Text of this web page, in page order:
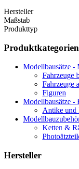
Hersteller
Maßstab
Produkttyp
Produktkategorien
Modellbausätze -
Fahrzeuge
Fahrzeuge
Figuren
Modellbausätze -
Antike und
Ketten &
Hersteller